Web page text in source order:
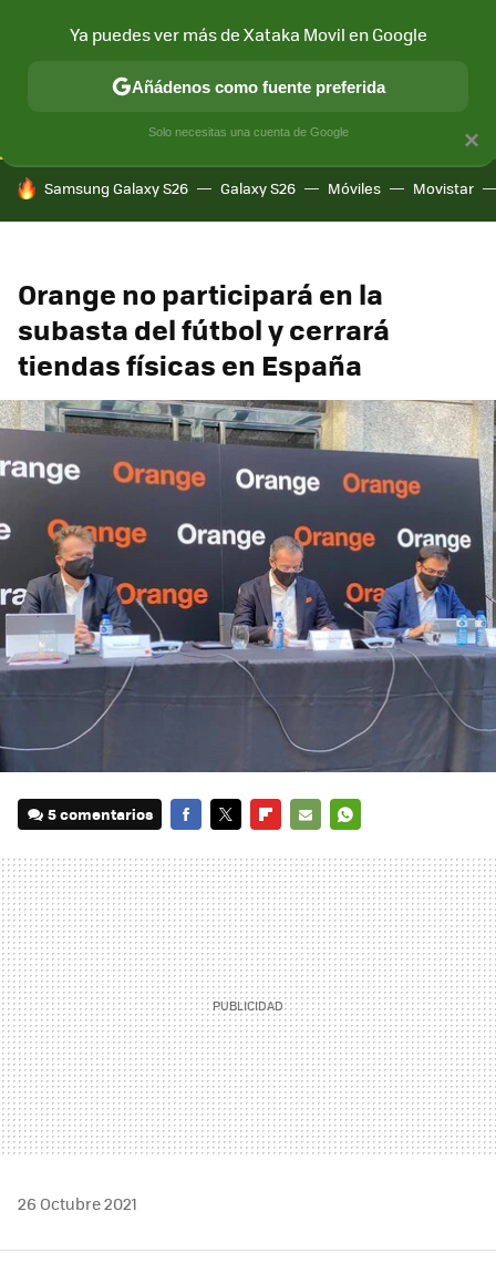
CONECTIVIDAD MÓVIL Y SOCIEDAD APLICACIONES
HOY SE HABLA DE
Samsung Galaxy S26 Galaxy S26 Móviles Movistar
Orange no participará en la
subasta del fútbol y cerrará
tiendas físicas en España
5 comentarios
MAIL
26 Octubre 2021
×
Ya puedes ver más de Xataka Movil en Google
Añádenos como fuente preferida
Solo necesitas una cuenta de Google